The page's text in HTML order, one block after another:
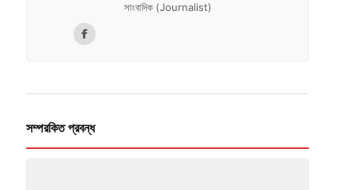
সাংবাদিক (Journalist)
সম্পরকিত প্রবন্ধ